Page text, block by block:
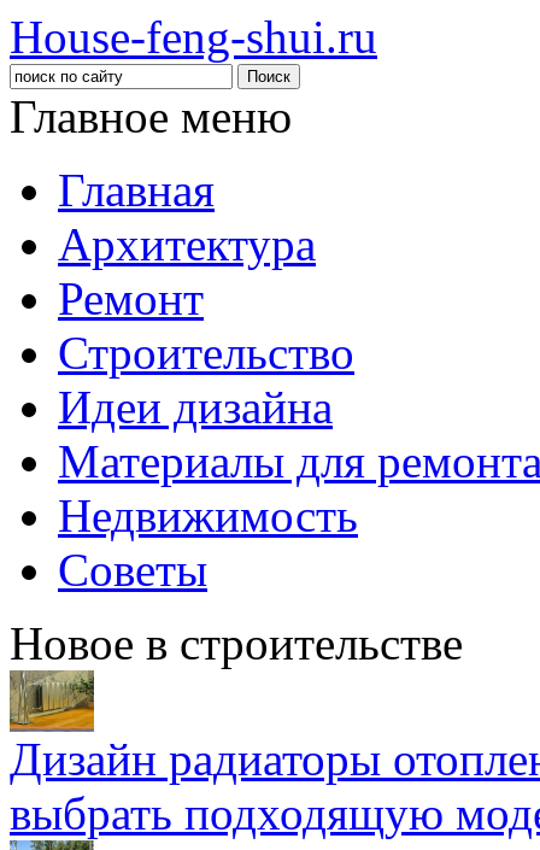
House-feng-shui.ru
Главное меню
Главная
Архитектура
Ремонт
Строительство
Идеи дизайна
Материалы для
Недвижимость
Советы
Новое в строительстве
Дизайн радиаторы
выбрать подходящую